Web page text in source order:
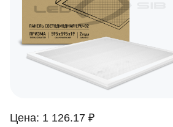
Цена: 1 126.17 ₽